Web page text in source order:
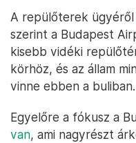
A repülőterek ügyéről
szerint a Budapest
kisebb vidéki
körhöz, és az állam
vinne ebben a buliban.
Egyelőre a fókusz a
van, ami nagyrészt